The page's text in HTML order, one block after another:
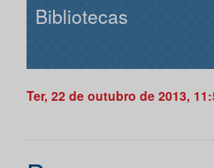
Bibliotecas
Ter, 22 de outubro de 2013,